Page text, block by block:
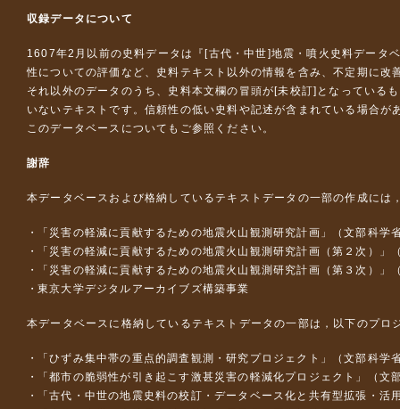
収録データについて
1607年2月以前の史料データは『 [古代・中世]地震・噴火史料データ
性についての評価など、史料テキスト以外の情報を含み、不定期に改
それ以外のデータのうち、史料本文欄の冒頭が[未校訂]となっている
いないテキストです。信頼性の低い史料や記述が含まれている場合が
このデータベースについて もご参照ください。
謝辞
本データベースおよび格納しているテキストデータの一部の作成には
「災害の軽減に貢献するための地震火山観測研究計画」（文部科学
「災害の軽減に貢献するための地震火山観測研究計画（第２次）」
「災害の軽減に貢献するための地震火山観測研究計画（第３次）」
東京大学デジタルアーカイブズ構築事業
本データベースに格納しているテキストデータの一部は，以下のプロ
「ひずみ集中帯の重点的調査観測・研究プロジェクト」（文部科
「都市の脆弱性が引き起こす激甚災害の軽減化プロジェクト」（
「古代・中世の地震史料の校訂・データベース化と共有型拡張・